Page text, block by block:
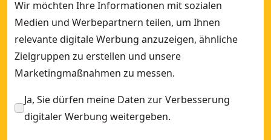
Wir möchten Ihre Informationen mit sozialen
Medien und Werbepartnern teilen, um Ihnen
relevante digitale Werbung anzuzeigen, ähnliche
Zielgruppen zu erstellen und unsere
Marketingmaßnahmen zu messen.
Ja, Sie dürfen meine Daten zur Verbesserung
digitaler Werbung weitergeben.